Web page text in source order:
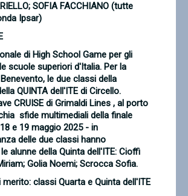
SOFIA FACCHIANO (tutte
Ipsar)
di High School Game per gli
scuole superiori d'Italia. Per la
le due classi della
QUINTA dell'ITE di Circello.
CRUISE di Grimaldi Lines , al porto
sfide multimediali della finale
e 19 maggio 2025 - in
delle due classi hanno
alunne della Quinta dell'ITE: Cioffi
Golia Noemi; Scrocca Sofia.
classi Quarta e Quinta dell'ITE